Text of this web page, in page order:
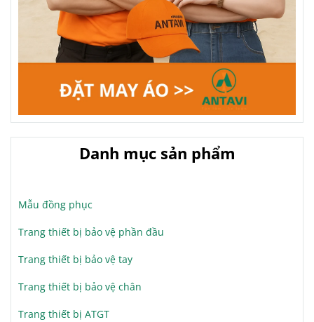
Danh mục sản phẩm
Mẫu đồng phục
Trang thiết bị bảo vệ phần đầu
Trang thiết bị bảo vệ tay
Trang thiết bị bảo vệ chân
Trang thiết bị ATGT